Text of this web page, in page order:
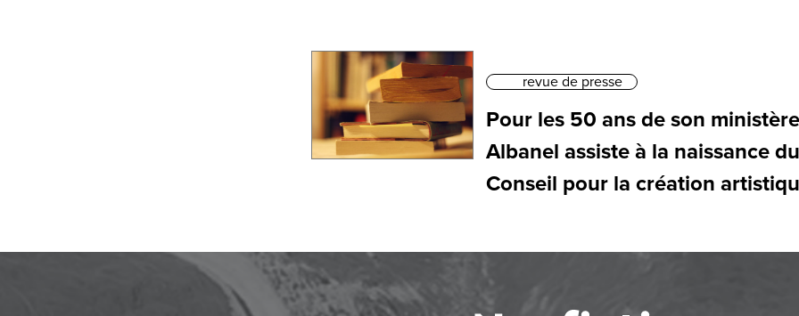
revue de presse
Pour les 50 ans de son
Albanel assiste à la naissance du
Conseil pour la création